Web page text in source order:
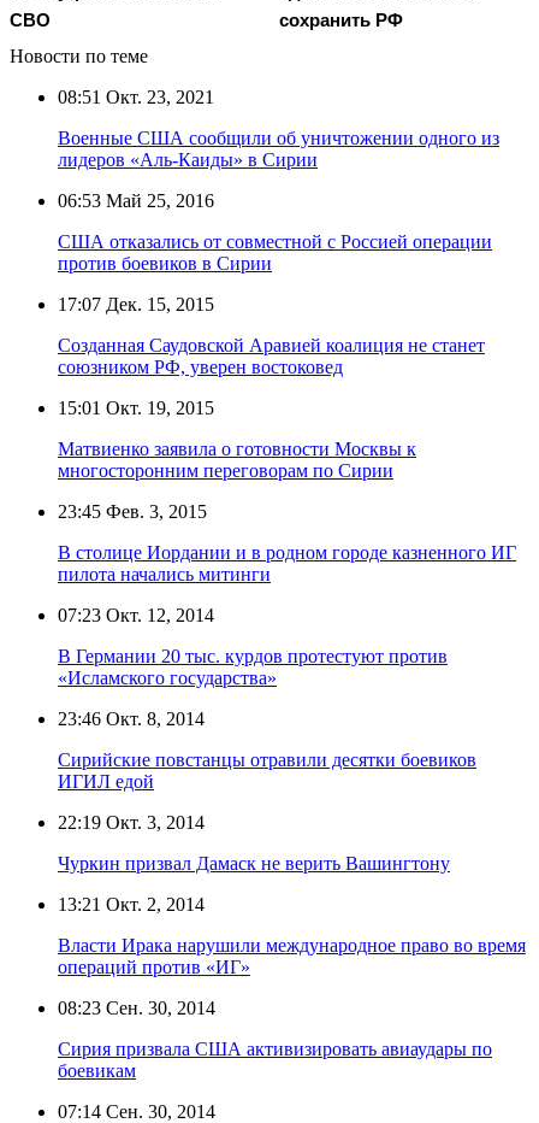
СВО
сохранить РФ
Новости по теме
08:51 Окт. 23, 2021
Военные США сообщили об уничтожении одного из
лидеров «Аль-Каиды» в Сирии
06:53 Май 25, 2016
США отказались от совместной с Россией операции
против боевиков в Сирии
17:07 Дек. 15, 2015
Созданная Саудовской Аравией коалиция не станет
союзником РФ, уверен востоковед
15:01 Окт. 19, 2015
Матвиенко заявила о готовности Москвы к
многосторонним переговорам по Сирии
23:45 Фев. 3, 2015
В столице Иордании и в родном городе казненного ИГ
пилота начались митинги
07:23 Окт. 12, 2014
В Германии 20 тыс. курдов протестуют против
«Исламского государства»
23:46 Окт. 8, 2014
Сирийские повстанцы отравили десятки боевиков
ИГИЛ едой
22:19 Окт. 3, 2014
Чуркин призвал Дамаск не верить Вашингтону
13:21 Окт. 2, 2014
Власти Ирака нарушили международное право во время
операций против «ИГ»
08:23 Сен. 30, 2014
Сирия призвала США активизировать авиаудары по
боевикам
07:14 Сен. 30, 2014